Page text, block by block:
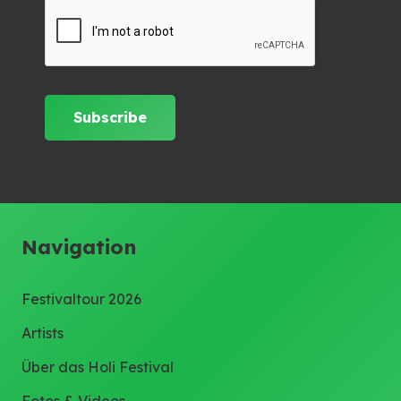
Navigation
Festivaltour 2026
Artists
Über das Holi Festival